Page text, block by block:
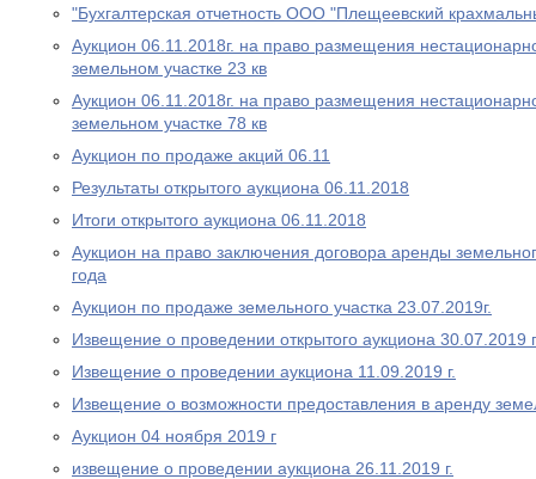
"Бухгалтерская отчетность ООО "Плещеевский
Аукцион 06.11.2018г. на право размещения
земельном участке 23 кв
Аукцион 06.11.2018г. на право размещения
земельном участке 78 кв
Аукцион по продаже акций 06.11
Результаты открытого аукциона 06.11.2018
Итоги открытого аукциона 06.11.2018
Аукцион на право заключения договора аренды
года
Аукцион по продаже земельного участка 23.07.2019г.
Извещение о проведении открытого аукциона 30.07.2019
Извещение о проведении аукциона 11.09.2019 г.
Извещение о возможности предоставления в аренду
Аукцион 04 ноября 2019 г
извещение о проведении аукциона 26.11.2019 г.